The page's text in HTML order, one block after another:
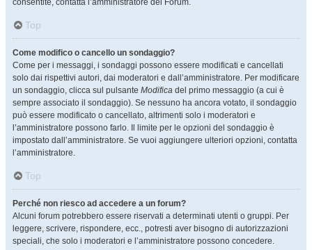
consentite, contatta l’amministratore del Forum.
Top
Come modifico o cancello un sondaggio?
Come per i messaggi, i sondaggi possono essere modificati e cancellati
solo dai rispettivi autori, dai moderatori e dall’amministratore. Per modificare
un sondaggio, clicca sul pulsante Modifica del primo messaggio (a cui è
sempre associato il sondaggio). Se nessuno ha ancora votato, il sondaggio
può essere modificato o cancellato, altrimenti solo i moderatori e
l’amministratore possono farlo. Il limite per le opzioni del sondaggio è
impostato dall’amministratore. Se vuoi aggiungere ulteriori opzioni, contatta
l’amministratore.
Top
Perché non riesco ad accedere a un forum?
Alcuni forum potrebbero essere riservati a determinati utenti o gruppi. Per
leggere, scrivere, rispondere, ecc., potresti aver bisogno di autorizzazioni
speciali, che solo i moderatori e l’amministratore possono concedere.